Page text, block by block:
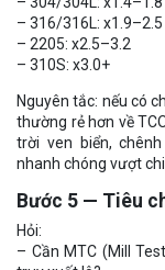
– 316/316L: x1.9–2.5
– 2205: x2.5–3.2
– 310S: x3.0+
Nguyên tắc: nếu có
thường rẻ hơn về
trời ven biển,
nhanh chóng vượt
Bước 5 — Tiêu
Hỏi:
– Cần MTC (Mill